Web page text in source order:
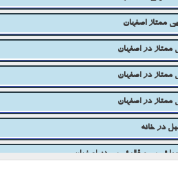
در اصفهان
ممتاز اصفهان
ممتاز در اصفهان
ممتاز در اصفهان
ممتاز در اصفهان
در خانه